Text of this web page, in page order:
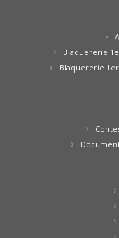
Blaquererie
Blaquererie